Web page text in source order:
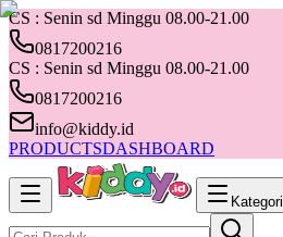
CS : Senin sd Minggu 08.00-21.00
0817200216
CS : Senin sd Minggu 08.00-21.00
0817200216
info@kiddy.id
PRODUCTSDASHBOARD
Kategori